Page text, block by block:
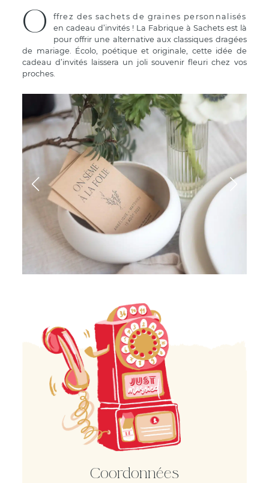
O
ffrez des sachets de graines personnalisés
en cadeau d’invités ! La Fabrique à Sachets est là
pour offrir une alternative aux classiques dragées
de mariage. Écolo, poétique et originale, cette idée de
cadeau d’invités laissera un joli souvenir fleuri chez vos
proches.
Coordonnées